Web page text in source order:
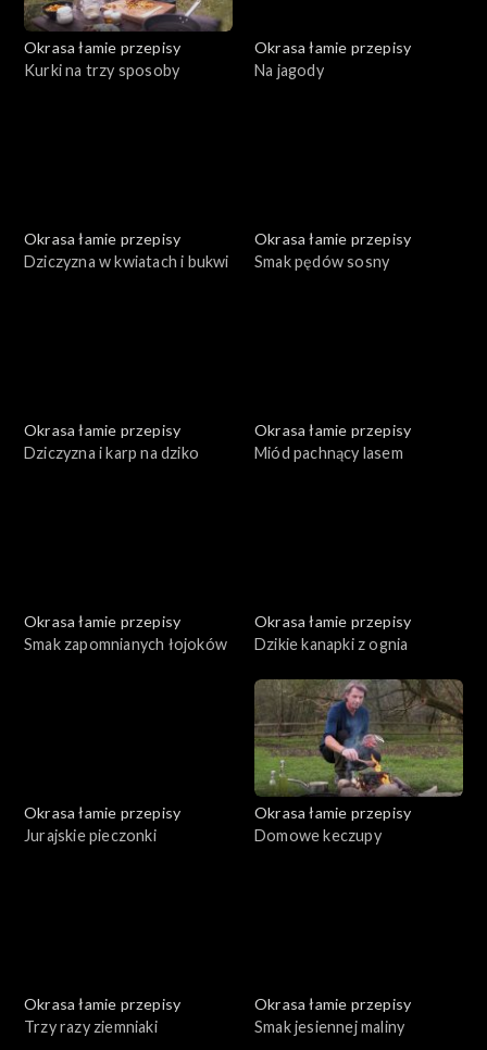
Okrasa łamie przepisy
Kurki na trzy sposoby
Okrasa łamie przepisy
Na jagody
Okrasa łamie przepisy
Dziczyzna w kwiatach i bukwi
Okrasa łamie przepisy
Smak pędów sosny
Okrasa łamie przepisy
Dziczyzna i karp na dziko
Okrasa łamie przepisy
Miód pachnący lasem
Okrasa łamie przepisy
Smak zapomnianych łojoków
Okrasa łamie przepisy
Dzikie kanapki z ognia
Okrasa łamie przepisy
Jurajskie pieczonki
Okrasa łamie przepisy
Domowe keczupy
Okrasa łamie przepisy
Trzy razy ziemniaki
Okrasa łamie przepisy
Smak jesiennej maliny